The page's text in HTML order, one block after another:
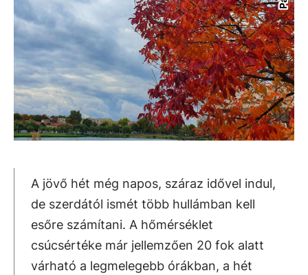
A jövő hét még napos, száraz idővel indul,
de szerdától ismét több hullámban kell
esőre számítani. A hőmérséklet
csúcsértéke már jellemzően 20 fok alatt
várható a legmelegebb órákban, a hét